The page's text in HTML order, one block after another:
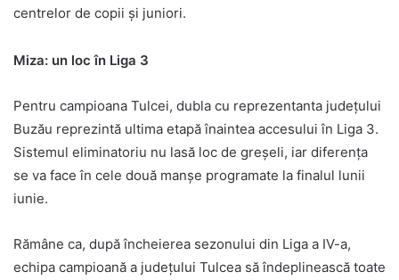
centrelor de copii și juniori.
Miza: un loc în Liga 3
Pentru campioana Tulcei, dubla cu reprezentanta județului
Buzău reprezintă ultima etapă înaintea accesului în Liga 3.
Sistemul eliminatoriu nu lasă loc de greșeli, iar diferența
se va face în cele două manșe programate la finalul lunii
iunie.
Rămâne ca, după încheierea sezonului din Liga a IV-a,
echipa campioană a județului Tulcea să îndeplinească toate